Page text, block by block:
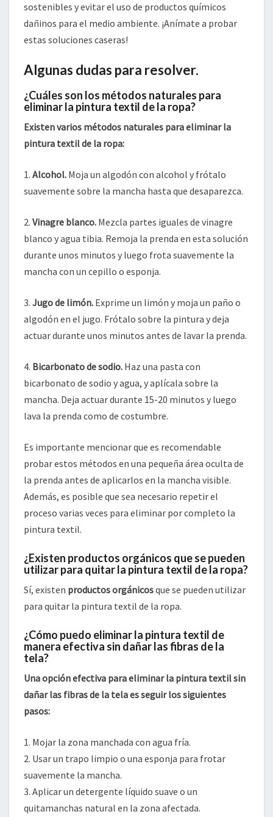
sostenibles y evitar el uso de productos químicos
dañinos para el medio ambiente. ¡Anímate a probar
estas soluciones caseras!
Algunas dudas para resolver.
¿Cuáles son los métodos naturales para
eliminar la pintura textil de la ropa?
Existen varios métodos naturales para eliminar la
pintura textil de la ropa:
1. Alcohol. Moja un algodón con alcohol y frótalo
suavemente sobre la mancha hasta que desaparezca.
2. Vinagre blanco. Mezcla partes iguales de vinagre
blanco y agua tibia. Remoja la prenda en esta solución
durante unos minutos y luego frota suavemente la
mancha con un cepillo o esponja.
3. Jugo de limón. Exprime un limón y moja un paño o
algodón en el jugo. Frótalo sobre la pintura y deja
actuar durante unos minutos antes de lavar la prenda.
4. Bicarbonato de sodio. Haz una pasta con
bicarbonato de sodio y agua, y aplícala sobre la
mancha. Deja actuar durante 15-20 minutos y luego
lava la prenda como de costumbre.
Es importante mencionar que es recomendable
probar estos métodos en una pequeña área oculta de
la prenda antes de aplicarlos en la mancha visible.
Además, es posible que sea necesario repetir el
proceso varias veces para eliminar por completo la
pintura textil.
¿Existen productos orgánicos que se pueden
utilizar para quitar la pintura textil de la ropa?
Sí, existen productos orgánicosque se pueden utilizar
para quitar la pintura textil de la ropa.
¿Cómo puedo eliminar la pintura textil de
manera efectiva sin dañar las fibras de la
tela?
Una opción efectiva para eliminar la pintura textil sin
dañar las fibras de la tela es seguir los siguientes
pasos:
1. Mojar la zona manchada con agua fría.
2. Usar un trapo limpio o una esponja para frotar
suavemente la mancha.
3. Aplicar un detergente líquido suave o un
quitamanchas natural en la zona afectada.